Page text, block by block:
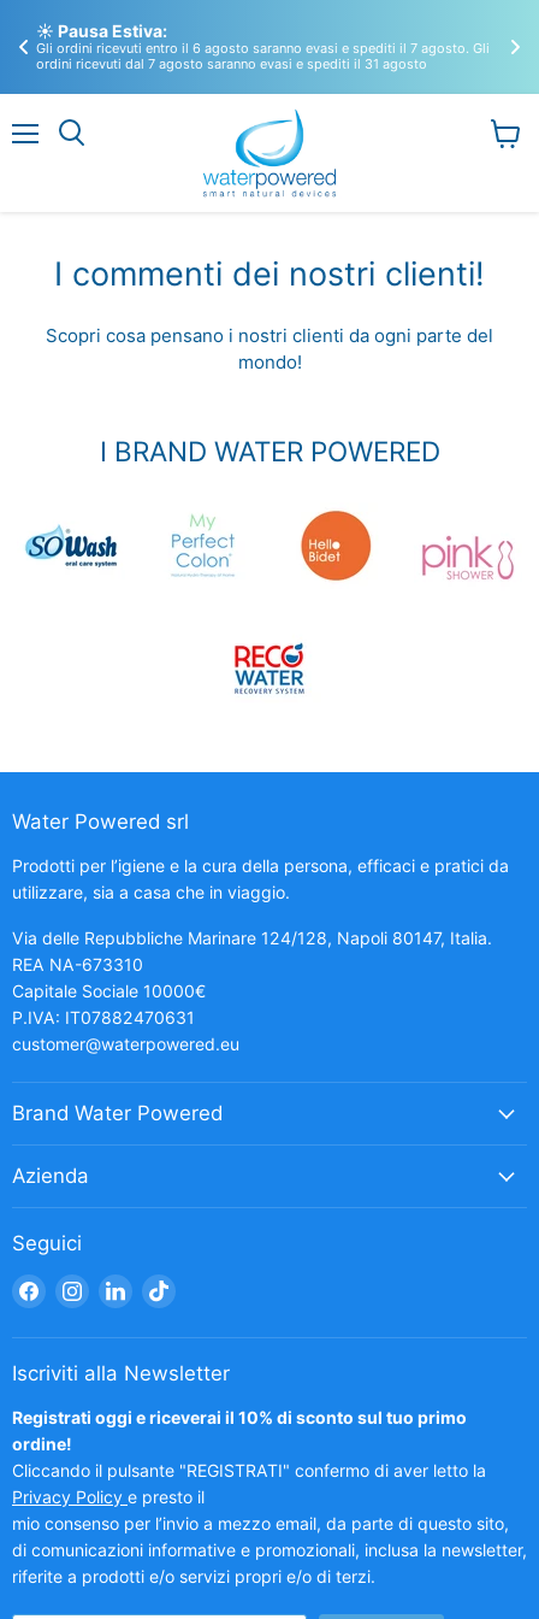
☀️ Pausa Estiva:
Gli ordini ricevuti entro il 6 agosto saranno evasi e spediti il 7 agosto. Gli
ordini ricevuti dal 7 agosto saranno evasi e spediti il 31 agosto
I commenti dei nostri clienti!
Scopri cosa pensano i nostri clienti da ogni parte del
mondo!
I BRAND WATER POWERED
Water Powered srl
Prodotti per l’igiene e la cura della persona, efficaci e pratici da
utilizzare, sia a casa che in viaggio.
Via delle Repubbliche Marinare 124/128, Napoli 80147, Italia.
REA NA-673310
Capitale Sociale 10000€
P.IVA: IT07882470631
customer@waterpowered.eu
Brand Water Powered
Azienda
Seguici
Trovaci
Facebook
Trovaci
Instagram
Trovaci
LinkedIn
Trovaci
TikTok
Iscriviti alla Newsletter
Registrati oggi e riceverai il 10% di sconto sul tuo primo
ordine!
Cliccando il pulsante "REGISTRATI" confermo di aver letto la
Privacy Policy e presto il
mio consenso per l’invio a mezzo email, da parte di questo sito,
di comunicazioni informative e promozionali, inclusa la newsletter,
riferite a prodotti e/o servizi propri e/o di terzi.